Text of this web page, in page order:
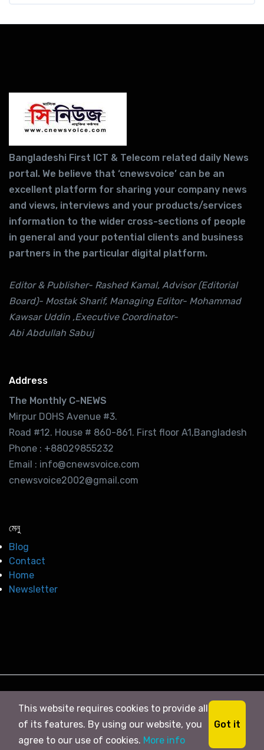
Bangladeshi First ICT & Telecom related daily News
portal. We believe that ‘cnewsvoice’ can be an
excellent platform for sharing your company news
and views, interviews and your products/services
information to the wider cross-sections of people
in general and your potential clients and business
partners in the particular digital platform.
Editor & Publisher- Rashed Kamal, Advisor (Editorial
Board)- Mostak Sharif, Managing Editor- Mohammad
Kawsar Uddin ,Executive Coordinator-
Abi Abdullah Sabuj
Address
The Monthly C-NEWS
Mirpur DOHS Avenue #3.
Road #12. House # 860-861. First floor A1,Bangladesh
Phone : +88029855232
Email : info@cnewsvoice.com
cnewsvoice2002@gmail.com
মেনু
Blog
Contact
Home
Newsletter
This website requires cookies to provide all
of its features. By using our website, you
agree to our use of cookies. More info
Got it